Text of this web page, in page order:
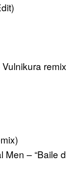
– “Baile